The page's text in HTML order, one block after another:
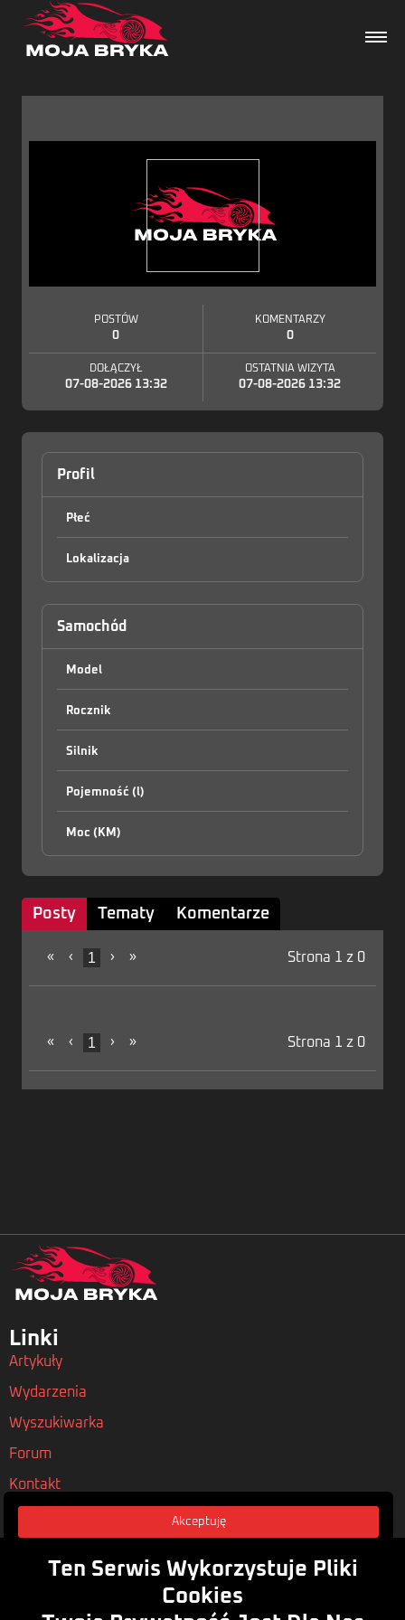
Wydarzenia
Artykuły
POSTÓW
0
KOMENTARZY
0
DOŁĄCZYŁ
07-08-2026 13:32
OSTATNIA WIZYTA
07-08-2026 13:32
Profil
Płeć
Lokalizacja
Samochód
Model
Rocznik
Silnik
Pojemność (l)
Moc (KM)
Posty Tematy Komentarze
« ‹ 1 › » Strona 1 z 0
« ‹ 1 › » Strona 1 z 0
Linki
Artykuły
Wydarzenia
Wyszukiwarka
Forum
Kontakt
Nasze Polityki
Regulamin
Akceptuję
Ten Serwis Wykorzystuje Pliki
Cookies